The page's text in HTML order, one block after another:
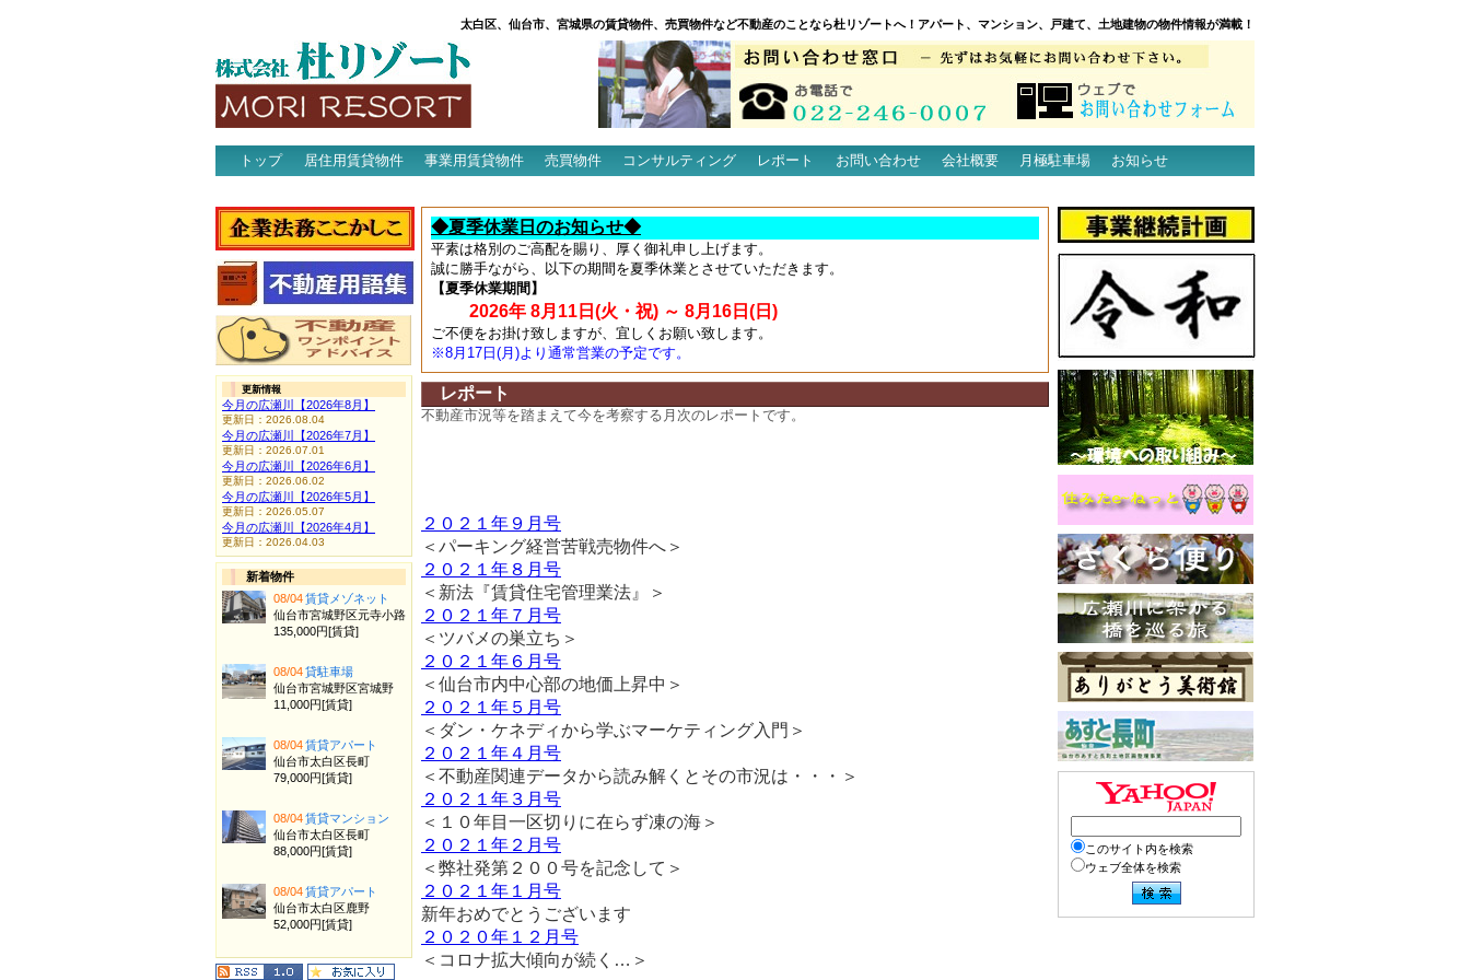
太白区、仙台市、宮城県の賃貸物件、売買物件など不動産のことなら杜リゾートへ！アパート、マンション、戸建て、土地建物の物件情報が満載！
トップ 居住用賃貸物件 事業用賃貸物件 売買物件 コンサルティング レポート お問い合わせ 会社概要 月極駐車場
お知らせ
◆夏季休業日のお知らせ◆
平素は格別のご高配を賜り、厚く御礼申し上げます。
誠に勝手ながら、以下の期間を夏季休業とさせていただきます。
【夏季休業期間】
2026年 8月11日(火・祝) ～ 8月16日(日)
ご不便をお掛け致しますが、宜しくお願い致します。
※8月17日(月)より通常営業の予定です。
レポート
不動産市況等を踏まえて今を考察する月次のレポートです。
２０２１年９月号
＜パーキング経営苦戦売物件へ＞
２０２１年８月号
＜新法『賃貸住宅管理業法』＞
２０２１年７月号
＜ツバメの巣立ち＞
２０２１年６月号
＜仙台市内中心部の地価上昇中＞
２０２１年５月号
＜ダン・ケネディから学ぶマーケティング入門＞
２０２１年４月号
＜不動産関連データから読み解くとその市況は・・・＞
２０２１年３月号
＜１０年目一区切りに在らず凍の海＞
２０２１年２月号
＜弊社発第２００号を記念して＞
２０２１年１月号
新年おめでとうございます
２０２０年１２月号
＜コロナ拡大傾向が続く…＞
更新情報
今月の広瀬川【2026年8月】
更新日：2026.08.04
今月の広瀬川【2026年7月】
更新日：2026.07.01
今月の広瀬川【2026年6月】
更新日：2026.06.02
今月の広瀬川【2026年5月】
更新日：2026.05.07
今月の広瀬川【2026年4月】
更新日：2026.04.03
新着物件
08/04賃貸メゾネット
仙台市宮城野区元寺小路
135,000円[賃貸]
08/04貸駐車場
仙台市宮城野区宮城野
11,000円[賃貸]
08/04賃貸アパート
仙台市太白区長町
79,000円[賃貸]
08/04賃貸マンション
仙台市太白区長町
88,000円[賃貸]
08/04賃貸アパート
仙台市太白区鹿野
52,000円[賃貸]
このサイト内を検索
ウェブ全体を検索